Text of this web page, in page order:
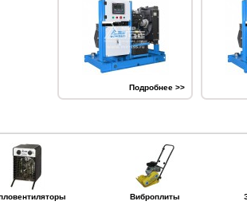
Подробнее >>
Виброплиты